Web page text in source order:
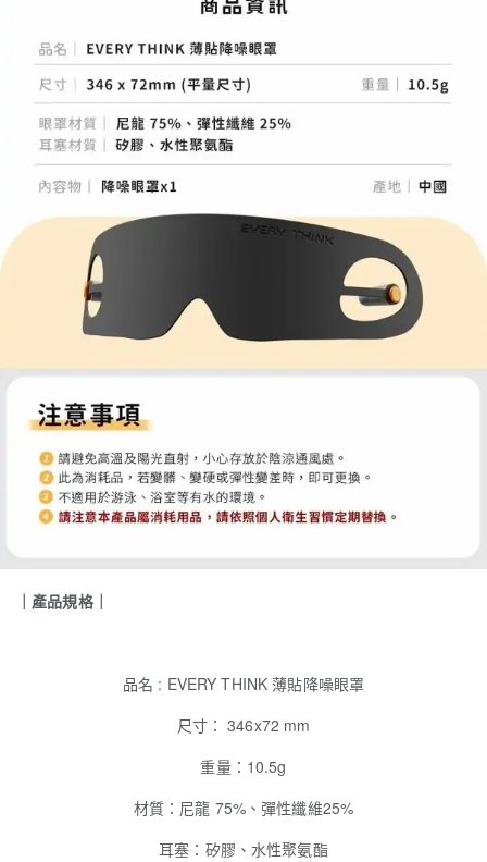
｜產品規格｜
品名 : EVERY THINK 薄貼降噪眼罩
尺寸： 346x72 mm
重量：10.5g
材質：尼龍 75%、彈性纖維25%
耳塞：矽膠、水性聚氨酯